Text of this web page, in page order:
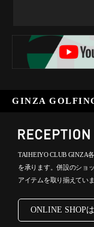
GINZA
TAIHEIYO CLUB GINZA
を承ります。併設のショ
アイテムを取り揃えていま
ONLINE SHOP